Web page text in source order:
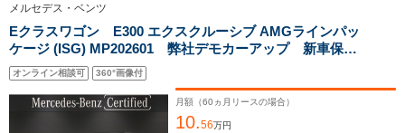
排気量
駆動方式 FR 4WD
メルセデス・ベンツ
Eクラスワゴン E300 エクスクルーシブ AMGラインパッ
ケージ (ISG) MP202601 弊社デモカーアップ 新車保証
継承 AMGラインパッケージ レザーエクスクルーシブ
パッケージ シートベンチレーター ステアリングヒー
ター レーダーセーフティーパッケージ 360°カメラシ
オンライン相談可 360°画像付
月額（60 ヵ月リースの場合）
10.56万円